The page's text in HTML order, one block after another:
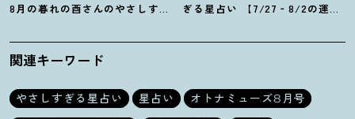
8月の暮れの酉さんのやさしすぎ
ぎる星占い 【7/27‐8/2の運
関連キーワード
やさしすぎる星占い 星占い
オトナミューズ8月号